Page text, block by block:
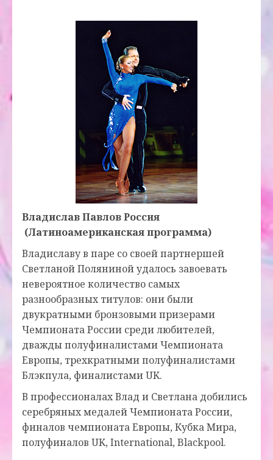
Владислав Павлов Россия
(Латиноамериканская программа)
Владиславу в паре со своей партнершей
Светланой Поляниной удалось завоевать
невероятное количество самых
разнообразных титулов: они были
двукратными бронзовыми призерами
Чемпионата России среди любителей,
дважды полуфиналистами Чемпионата
Европы, трехкратными полуфиналистами
Блэкпула, финалистами UK.
В профессионалах Влад и Светлана добились
серебряных медалей Чемпионата России,
финалов чемпионата Европы, Кубка Мира,
полуфиналов UK, International, Blackpool.